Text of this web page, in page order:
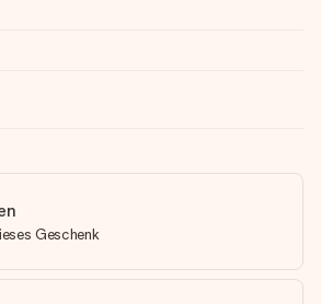
Geschenk